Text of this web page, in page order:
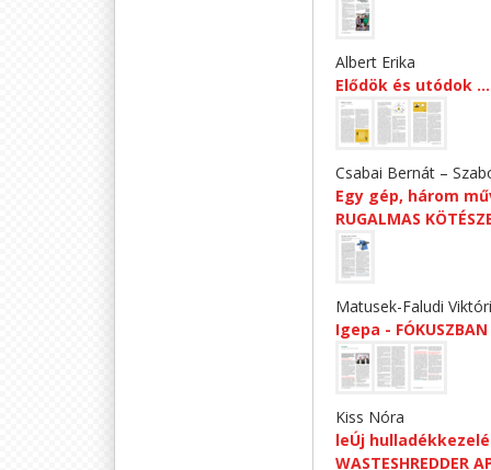
Albert Erika
Elődök és utódok …
Csabai Bernát –
Egy gép, három
RUGALMAS
Matusek-Faludi
Igepa - FÓKUSZBAN
Kiss Nóra
leÚj
WASTESHREDDER